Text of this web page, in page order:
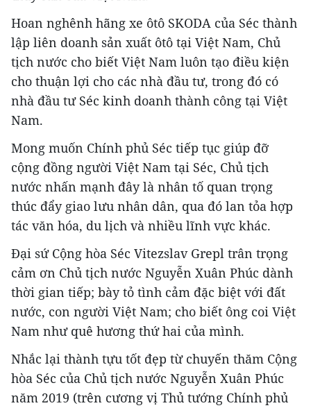
Hoan nghênh hãng xe ôtô SKODA của Séc thành
lập liên doanh sản xuất ôtô tại Việt Nam, Chủ
tịch nước cho biết Việt Nam luôn tạo điều kiện
cho thuận lợi cho các nhà đầu tư, trong đó có
nhà đầu tư Séc kinh doanh thành công tại Việt
Nam.
Mong muốn Chính phủ Séc tiếp tục giúp đỡ
cộng đồng người Việt Nam tại Séc, Chủ tịch
nước nhấn mạnh đây là nhân tố quan trọng
thúc đẩy giao lưu nhân dân, qua đó lan tỏa hợp
tác văn hóa, du lịch và nhiều lĩnh vực khác.
Đại sứ Cộng hòa Séc Vitezslav Grepl trân trọng
cảm ơn Chủ tịch nước Nguyễn Xuân Phúc dành
thời gian tiếp; bày tỏ tình cảm đặc biệt với đất
nước, con người Việt Nam; cho biết ông coi Việt
Nam như quê hương thứ hai của mình.
Nhắc lại thành tựu tốt đẹp từ chuyến thăm Cộng
hòa Séc của Chủ tịch nước Nguyễn Xuân Phúc
năm 2019 (trên cương vị Thủ tướng Chính phủ